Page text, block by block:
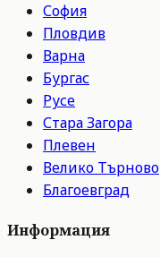
София
Пловдив
Варна
Бургас
Русе
Стара Загора
Плевен
Велико Търново
Благоевград
Информация